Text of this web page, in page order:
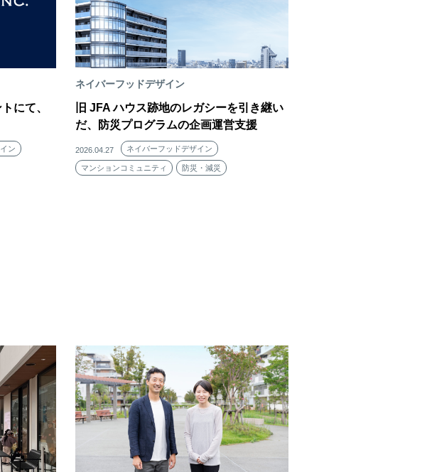
にて、
ン
ネイバーフッドデザイン
旧 JFA ハウス跡地のレガシーを引き継い
だ、防災プログラムの企画運営支援
2026.04.27 ネイバーフッドデザイン
マンションコミュニティ 防災・減災